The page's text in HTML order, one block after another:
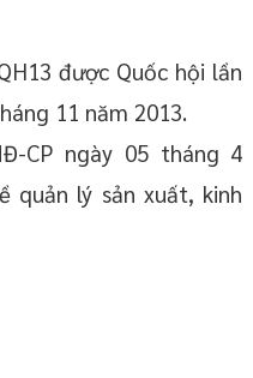
được Quốc hội lần
11 năm 2013.
CP ngày 05 tháng 4
quản lý sản xuất, kinh